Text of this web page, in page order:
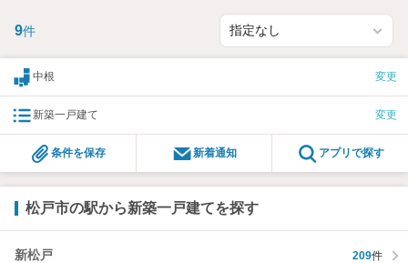
のサービスの内容にもご満足いただき、ご納得されるまで、お付
き合いをさせていただきます。私たちが携わる不動産ビジネスで
業スタッフを管理職が常にサポートする体制で、ダブルチェック
はもちろん何度も報告と確認を繰り返し、取引の安全性を追求し
9件
中根 変更
新築一戸建て 変更
条件を保存 新着通知 アプリで探す
松戸市の駅から新築一戸建てを探す
新松戸 209件